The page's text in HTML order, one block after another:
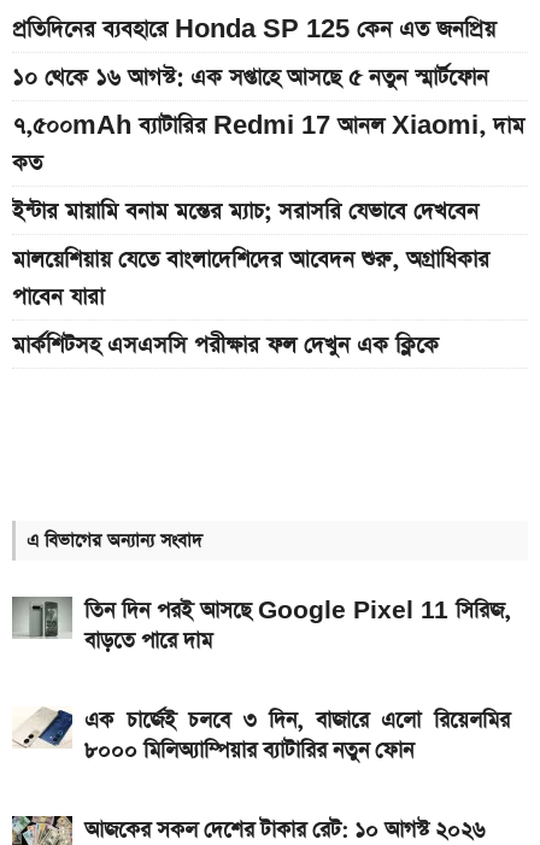
প্রতিদিনের ব্যবহারে Honda SP 125 কেন এত জনপ্রিয়
১০ থেকে ১৬ আগস্ট: এক সপ্তাহে আসছে ৫ নতুন স্মার্টফোন
৭,৫০০mAh ব্যাটারির Redmi 17 আনল Xiaomi, দাম
কত
ইন্টার মায়ামি বনাম মন্তের ম্যাচ; সরাসরি যেভাবে দেখবেন
মালয়েশিয়ায় যেতে বাংলাদেশিদের আবেদন শুরু, অগ্রাধিকার
পাবেন যারা
মার্কশিটসহ এসএসসি পরীক্ষার ফল দেখুন এক ক্লিকে
৭,৫০০mAh ব্যাটারি ও ১২০Hz ডিসপ্লে
৭৫০০mAh ব্যাটারি নিয়ে বাজারে এলো Redmi 17 5G
ও 4G
iQOO Z11-এ থাকছে ৬.৮৩ ইঞ্চির কার্ভড AMOLED
Bajaj Pulsar N160 S: দাম, ইঞ্জিন, ফিচার ও
Yamaha MT-15 V2 2026: নতুন ৬ রঙে আরও
এ বিভাগের অন্যান্য সংবাদ
তিন দিন পরই আসছে Google Pixel 11 সিরিজ,
বাড়তে পারে দাম
এক চার্জেই চলবে ৩ দিন, বাজারে এলো রিয়েলমির
৮০০০ মিলিঅ্যাম্পিয়ার ব্যাটারির নতুন ফোন
আজকের সকল দেশের টাকার রেট: ১০ আগস্ট ২০২৬